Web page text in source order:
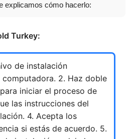
explicamos cómo hacerlo:
Turkey:
de instalación
2. Haz doble
iniciar el proceso de
las instrucciones del
4. Acepta los
si estás de acuerdo. 5.